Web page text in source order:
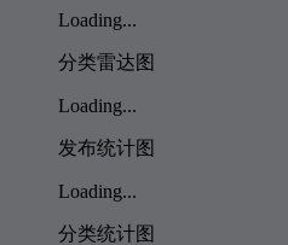
Loading...
分类雷达图
Loading...
发布统计图
Loading...
分类统计图